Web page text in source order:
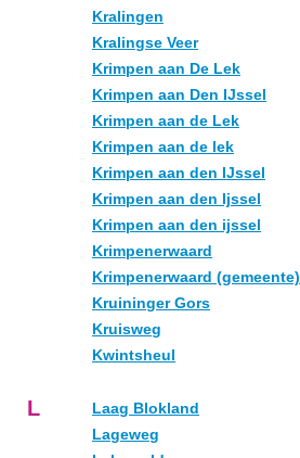
Kralingen
Kralingse Veer
Krimpen aan De Lek
Krimpen aan Den IJssel
Krimpen aan de Lek
Krimpen aan de lek
Krimpen aan den IJssel
Krimpen aan den Ijssel
Krimpen aan den ijssel
Krimpenerwaard
Krimpenerwaard (gemeente)
Kruininger Gors
Kruisweg
Kwintsheul
L
Laag Blokland
Lageweg